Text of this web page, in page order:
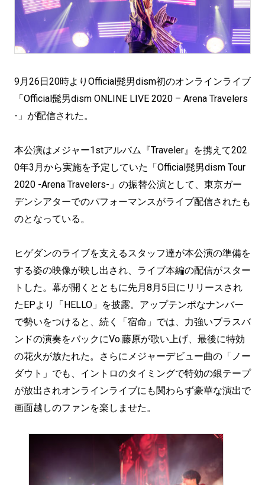
9月26日20時よりOfficial髭男dism初のオンラインライブ
「Official髭男dism ONLINE LIVE 2020 – Arena Travelers
-」が配信された。
本公演はメジャー1stアルバム『Traveler』を携えて202
0年3月から実施を予定していた「Official髭男dism Tour
2020 -Arena Travelers-」の振替公演として、東京ガー
デンシアターでのパフォーマンスがライブ配信されたも
のとなっている。
ヒゲダンのライブを支えるスタッフ達が本公演の準備を
する姿の映像が映し出され、ライブ本編の配信がスター
トした。幕が開くとともに先月8月5日にリリースされ
たEPより「HELLO」を披露。アップテンポなナンバー
で勢いをつけると、続く「宿命」では、力強いブラスバ
ンドの演奏をバックにVo.藤原が歌い上げ、最後に特効
の花火が放たれた。さらにメジャーデビュー曲の「ノー
ダウト」でも、イントロのタイミングで特効の銀テープ
が放出されオンラインライブにも関わらず豪華な演出で
画面越しのファンを楽しませた。